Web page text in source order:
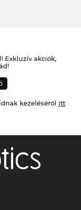
Exkluzív akciók,
kezeléséről itt